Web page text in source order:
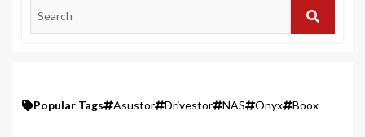
Popular Tags Asustor Drivestor NAS Onyx Boox